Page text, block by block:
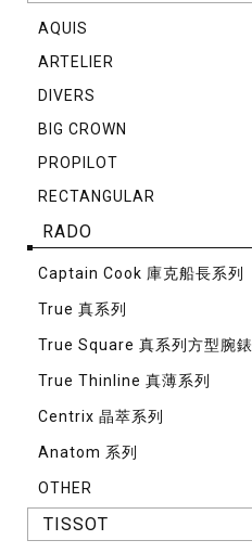
AQUIS
ARTELIER
DIVERS
BIG CROWN
PROPILOT
RECTANGULAR
RADO
Captain Cook 庫克船長系列
True 真系列
True Square 真系列方型腕錶
True Thinline 真薄系列
Centrix 晶萃系列
Anatom 系列
OTHER
TISSOT